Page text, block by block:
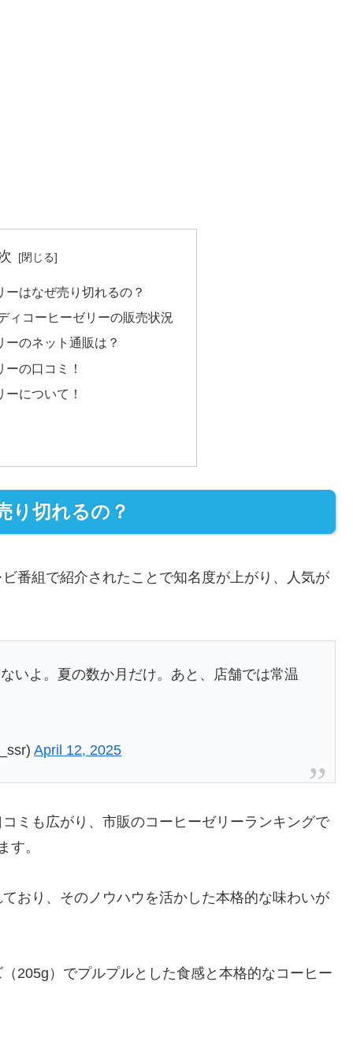
はなぜ売り切れるの？
ィコーヒーゼリーの販売状況
のネット通販は？
の口コミ！
について！
り切れるの？
番組で紹介されたことで知名度が上がり、人気が
いよ。夏の数か月だけ。あと、店舗では常温
April 12, 2025
ミも広がり、市販のコーヒーゼリーランキングで
す。
おり、そのノウハウを活かした本格的な味わいが
205g）でプルプルとした食感と本格的なコーヒー